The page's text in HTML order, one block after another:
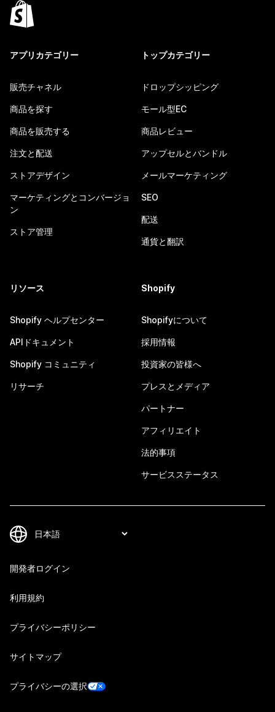
アプリカテゴリー
販売チャネル
商品を探す
商品を販売する
注文と配送
ストアデザイン
マーケティングとコンバージョ
ン
ストア管理
トップカテゴリー
ドロップシッピング
モール型EC
商品レビュー
アップセルとバンドル
メールマーケティング
SEO
配送
通貨と翻訳
リソース
Shopify ヘルプセンター
APIドキュメント
Shopify コミュニティ
リサーチ
Shopify
Shopifyについて
採用情報
投資家の皆様へ
プレスとメディア
パートナー
アフィリエイト
法的事項
サービスステータス
開発者ログイン
利用規約
プライバシーポリシー
サイトマップ
プライバシーの選択